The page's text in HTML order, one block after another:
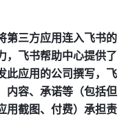
第三方应用连入飞书的
，飞书帮助中心提供了
此应用的公司撰写，飞
内容、承诺等（包括但
用截图、付费）承担责